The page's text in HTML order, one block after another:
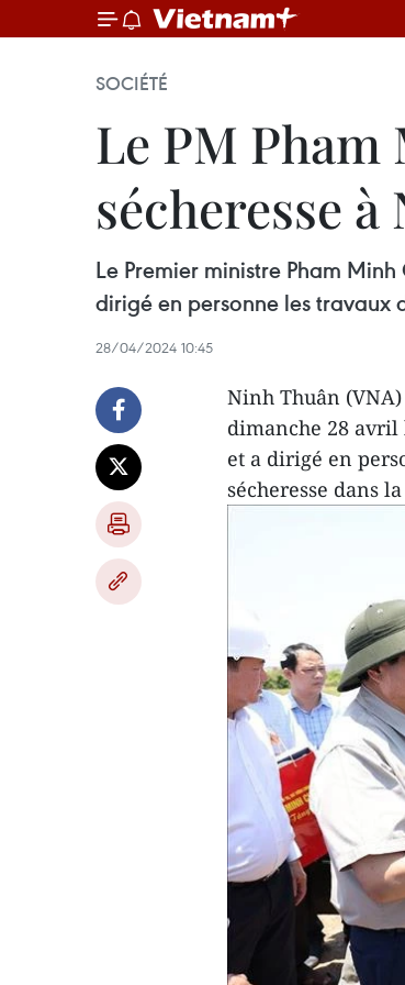
SOCIÉTÉ
Le PM
sécheresse
Le Premier ministre Pham
dirigé en personne les travaux
28/04/2024 10:45
Ninh Thuân
dimanche 28 avril
et a dirigé en
sécheresse dans